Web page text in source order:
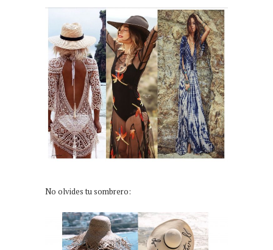
No olvides tu sombrero: